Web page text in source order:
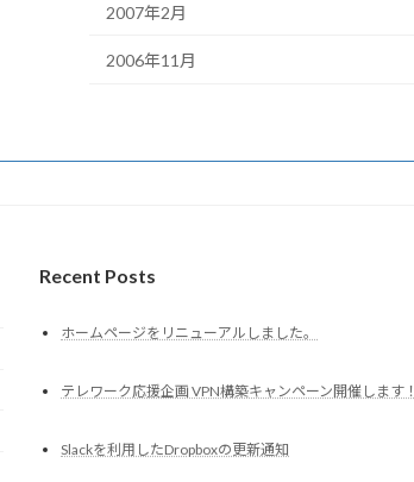
2007年2月
2006年11月
Recent Posts
ホームページをリニューアルしました。
テレワーク応援企画 VPN構築キャンペーン開催します！
Slackを利用したDropboxの更新通知